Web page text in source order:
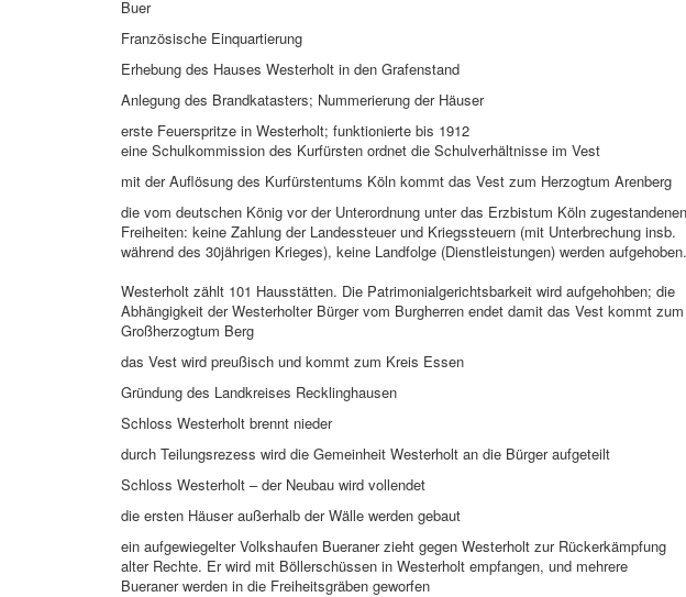
Buer
Französische Einquartierung
Erhebung des Hauses Westerholt in den Grafenstand
Anlegung des Brandkatasters; Nummerierung der Häuser
erste Feuerspritze in Westerholt; funktionierte bis 1912
eine Schulkommission des Kurfürsten ordnet die Schulverhältnisse im Vest
mit der Auflösung des Kurfürstentums Köln kommt das Vest zum Herzogtum Arenberg
die vom deutschen König vor der Unterordnung unter das Erzbistum Köln zugestandenen
Freiheiten: keine Zahlung der Landessteuer und Kriegssteuern (mit Unterbrechung insb.
während des 30jährigen Krieges), keine Landfolge (Dienstleistungen) werden aufgehoben.
Westerholt zählt 101 Hausstätten. Die Patrimonialgerichtsbarkeit wird aufgehohben; die
Abhängigkeit der Westerholter Bürger vom Burgherren endet damit das Vest kommt zum
Großherzogtum Berg
das Vest wird preußisch und kommt zum Kreis Essen
Gründung des Landkreises Recklinghausen
Schloss Westerholt brennt nieder
durch Teilungsrezess wird die Gemeinheit Westerholt an die Bürger aufgeteilt
Schloss Westerholt – der Neubau wird vollendet
die ersten Häuser außerhalb der Wälle werden gebaut
ein aufgewiegelter Volkshaufen Bueraner zieht gegen Westerholt zur Rückerkämpfung
alter Rechte. Er wird mit Böllerschüssen in Westerholt empfangen, und mehrere
Bueraner werden in die Freiheitsgräben geworfen